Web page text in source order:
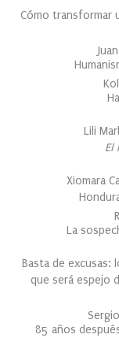
Cómo transformar
Lili
El
Xiomara
La
Basta de excusas:
que será espejo
85 años